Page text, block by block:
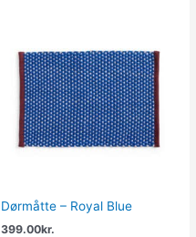
Dørmåtte – Royal Blue
399.00kr.